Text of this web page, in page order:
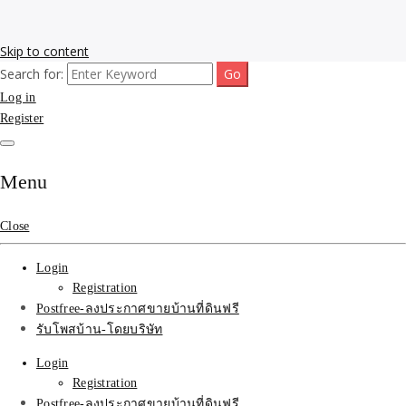
Skip to content
รับจ้างโพสขายบ้าน ติดAI
Search รับทำSEOรายเดือน
ติดหน้า1google ราคาถูก
มาก SEOขายของ บ้าน
ที่ดินฟรีประกาศ ที่เดียวใน
เมืองไทย
รับโพสต์เว็บขายบ้าน อสังหา ทำSEOรายเดือนราคาถูก เน้นติดAI โพสต์
ประกาศบ้านที่ดินฟรี SEOขายบ้าน รับจ้างโพสต์บ้านที่ดินติดหน้า1goolge
ราคาถูกที่สุด ฟรีลงประกาศอสังหา รับทำSEOขายสินค้า
Search for:
Log in
Register
Menu
Close
Login
Registration
Postfree-ลงประกาศขายบ้านที่ดินฟรี
รับโพสบ้าน-โดยบริษัท
Login
Registration